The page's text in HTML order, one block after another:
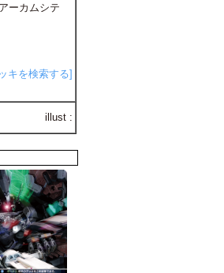
ーカムシテ
キを検索する]
illust :